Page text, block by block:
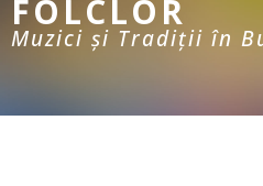
FOLCLOR
Muzici și Tradiții în